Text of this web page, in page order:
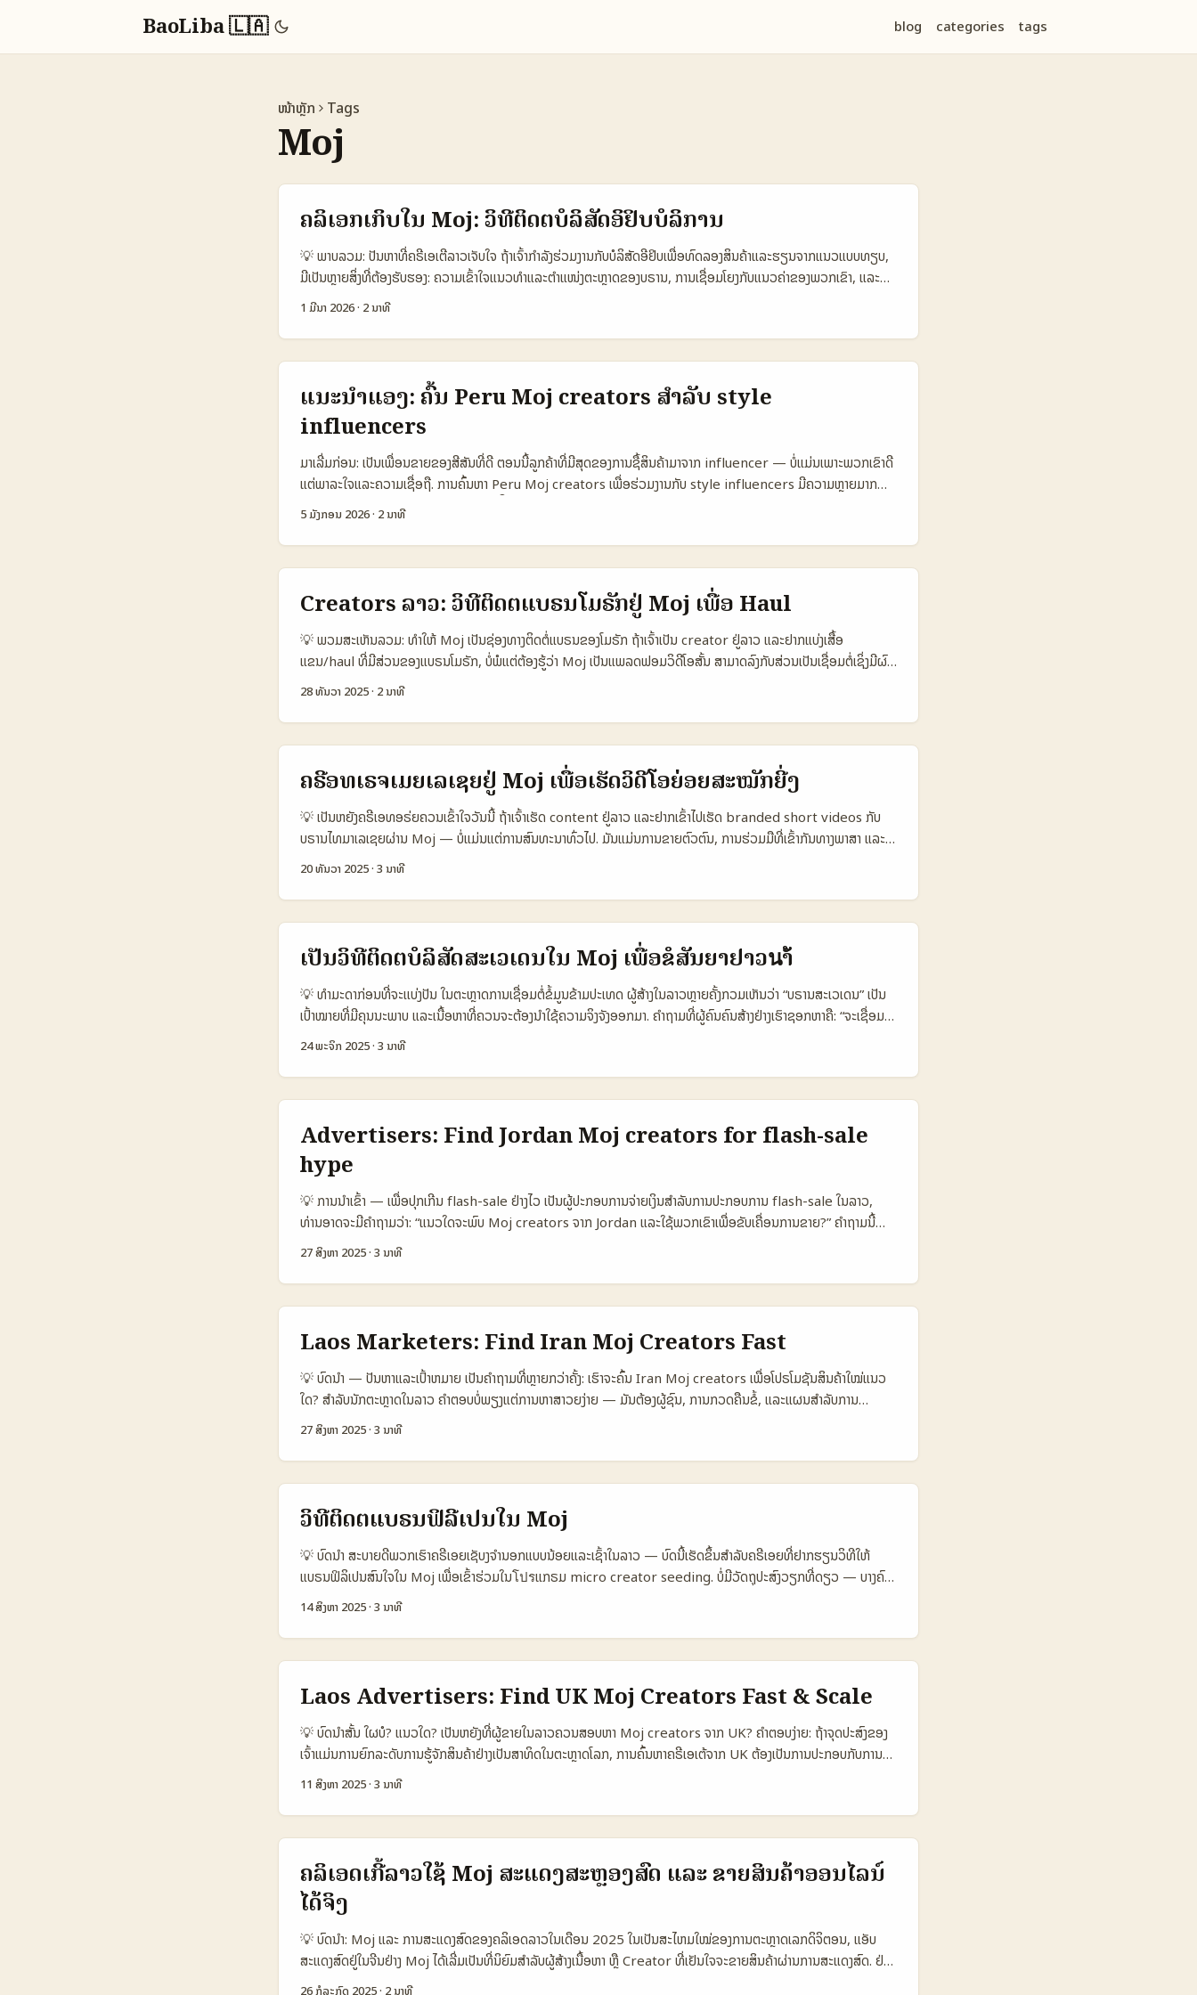
BaoLiba 🇱🇦 blog categories tags
ໜ້າຫຼັກ Tags
Moj
ຄລິເອກເກິບໃນ Moj: ວິທີຕິດຕໍ່ບໍລິສັດອິຢິບບໍລິການ
💡 ພາບລວມ: ປັນຫາທີ່ຄຣີເອເຕີລາວເຈັບໃຈ ຖ້າເຈົ້າກຳລັງຮ່ວມງານກັບບໍລິສັດອີຢິບເພື່ອທົດລອງສິນຄ້າແລະຮຽນຈາກແນວແບບທຽບ,
ມີເປັນຫຼາຍສິ່ງທີ່ຕ້ອງຮັບຮອງ: ຄວາມເຂົ້າໃຈແນວທຳແລະຕຳແໜ່ງຕະຫຼາດຂອງບຣານ, ການເຊື່ອມໂຍງກັບແນວຄ່າຂອງພວກເຂົາ, ແລະ
ຈຸດປະສົງເລື່ອງการຮຽນຜົນ. ຕົວຢ່າງທີ່ຊັດເຈນ: Hero Cosmetics ປິດສິນຄ້າ Mighty Patch ທີ່ Dubai ແລະຈັດງານຢູ່
(Source: Business Article / Hero Cosmetics). ໃນບັນທຸກນີ້ ຂ້ອຍຈະສະເຫຼີມຂັ້ນຕອນການຕິດຕໍ່ບຣານແບບອີຢິບ ຢ່າງ
ແນະນໍາເປັນພາສາອາຣາບ/ອັງກິດ, ການຈັດສົ່ງ pitch ທີ່ເປັນພາລະກິດ, ແລະວິທີເຮັດໃຫ້ເຂົາເຊື່ອມຕໍ່ກັບເຈົ້າໄດ້ຢ່າງລົງດົນ. 📊 ຕາຕະລາງ
ຂໍ້ມູນ: ອະໄຫຼດການເຂົ້າຕະຫຼາດ (Moj) ຕໍ່ບຣານ Egyptian 🧩 Metric Local Egypt Brands Regional Intl Brands
SMB / Startups 👥 Monthly Active (audience reachable) 1.800.000 2.500.000 600.000 📈
Likelihood to collaborate 35% 55% 22% 💰 Typical budget per collab €200–€1.000 €1.000–
€10.000 €50–€300 🗣️ Language preference Arabic Arabic／English Arabic ⏱️ Response time
avg 7–14 days 2–7 days 14–30 days ຕາຕະລາງເຫັນວ່າບຣານນາທ້ອງຖິ່ນມີຄວາມສາມາດຮ່ວມງານໄດ້ແຕ່ງອັດຕາມີຂອບ
ບັນທຶກທີ່ຕ່ຳກວ່າບຣານສາກົນ; ບຣານສາກົນຊື່ດີມັກມີງວດທີ່ສູງຂຶ້ນແລະງົບປະມານຫຼາຍກວ່າ. ສຳລັບຄຣີເອເຕີຈໍາເປັນຕ້ອງຈັດການສະເໜີ
ຂອງຕົວເອງໃຫ້ກັບກຸ່ມເປົ້າໝາຍທີ່ເຫັນຄ່າທີ່ຊັດເຈນ. ...
1 ມີນາ 2026· 2 ນາທີ
ແນະນຳແອງ: ຄົ້ນ Peru Moj creators ສຳລັບ style
influencers
ມາເລີ່ມກ່ອນ: ເປັນເພື່ອນຂາຍຂອງສີສັນທີ່ດີ ຕອນນີ້ລູກຄ້າທີ່ມີສຸດຂອງການຊື້ສິນຄ້າມາຈາກ influencer — ບໍ່ແມ່ນເພາະພວກເຂົາດີ
ແຕ່ພາລະໃຈແລະຄວາມເຊື່ອຖື. ການຄົ້ນຫາ Peru Moj creators ເພື່ອຮ່ວມງານກັບ style influencers ມີຄວາມຫຼາຍມາກ
ກວ່າພຽງການຄົ້ນຊື່ — ມັນແມ່ນການຈັດທີମ່ີຄວາມເຂົ້າກັນ, ການປະກອບດ້ວຍຄ່າ, ແລະການຕັ້ງ KPI ທີ່ຊັດເຈນ. ຂ່າວແລະການວິເຄາະ
ຈາກ Kantar IBOPE Media ບອກວ່າການເຕີບໂຕຂອງ influencers ໃນປະເທດເປືອ ແລະເປືອຢູ່ທີ່ສໍາຄັນໃນການຊື້ສິນຄ້າ — ນີ້
ເປັນສິ່ງທີ່ຜູ້ປະກອບການແບບຂ້າມທິບຕ້ອງໃຫ້ຄິດເຖິງເຄື່ອງມືການຄົ້ນຫາ, authenticity, ແລະ micro-targeting. ບົດນີ້ຈະ
ສະເຫຼີມການຄົ້ນຫາແບບປະຕິບັດ ກັບແນວທາງທີ່ແນ່ນອນແລະສາມາດນຳໄປໃຊ້ໄດ້ສຳລັບຜູ້ປະກອບການໃນລາວ. 📊 ການສະຫຼຸບຂໍ້ມູນ
(Platforms ກັບ Reach) 🧩 Metric Moj (Peru) TikTok (Peru) Instagram (Peru) 👥 Monthly Active
1.000.000 5.200.000 3.100.000 📈 Avg Engagement 6.5% 9% 7% 💬 Best Use Case Short style
edits / local trends Viral looks / challenges Carousels / shoppable posts 💰 Typical Cost (micro)
USD 50–200 USD 100–400 USD 80–300 🔍 Discoverability Hashtags / regional feeds
Algorithmic For You Explore / Reels ຕາຕະລາງນີ້ສະແດງຄວາມແຕກຕ່າງຂອງພື້ນທີ່ແລະຈຸດເຫັນ: Moj ເປັນທີ່ດີສໍາລັບ
content style ທ່ອງຖິ່ນແລະ micro creators, TikTok ແມ່ນກຳລັງເປັນລູກກະທົບທີ່ສູງສໍາລັບ viral reach, ແລະ
Instagram ເຫັນວ່າດີໃນການຂາຍແບບມີລັກສະນະທີ່ຊັດເຈນ. ...
5 ມັງກອນ 2026· 2 ນາທີ
Creators ລາວ: ວິທີຕິດຕໍ່ແບຣນໂມຣັກຢູ່ Moj ເພື່ອ Haul
💡 ພວມສະເຫັນລວມ: ທຳໃຫ້ Moj ເປັນຊ່ອງທາງຕິດຕໍ່ແບຣນຂອງໂມຣັກ ຖ້າເຈົ້າເປັນ creator ຢູ່ລາວ ແລະຢາກແບ່ງເສື້ອ
ແຂນ/haul ທີ່ມີສ່ວນຂອງແບຣນໂມຣັກ, ບໍ່ພໍແຕ່ຕ້ອງຮູ້ວ່າ Moj ເປັນແພລດຟອມວິດີໂອສັ້ນ ສາມາດລົງກັບສ່ວນເປັນເຊື່ອມຕໍ່ເຊິ່ງມີຜົນ
— ແຕ່ມີຂໍ້ຄວນຮັບຮອງທາງຈິຕທຳ. ບັນຫາທີ່ຄົນເຮົາເຈັບຫັນເຫັນຈາກການຕິດຕໍ່ທັງໃນ Instagram/TikTok — ມີ haul,
ເຟດ) — ນີ້ເຮັດໃຫ້ແບຣນກັບຄົນເຮົາມີຄວາມສົນໃຈໃນການຮ່ວມມືຫຼາຍຂຶ້ນ. ນີ້ແມ່ນ roadmap ງ່າຍໆ ສຳລັບເຈົ້າ — ຈາກການຖາມ
ຂໍ້ມູນກັບແບຣນຈັກຍຸກຈັກຢ່າງ ເຖິງການຮັບຜິດຊອບແລະການເປີດແຈ້ງການສົງໃຈ (disclosure) ທີ່ຊັດເຈນ — ສີ່ຂັ້ນຕອນຫຼັກ:
ກຳນົດປະເພດການຕິດຕໍ່, ສ້າງ pitch ທີ່ເຂັ້ມ, ປະກອບຜົນຢ່າງຊັດເຈນແລະຮັບມືກັບຂໍ້ຕ້ອງປະກັນ/ກົດໝາຍ. 📊 ຕາຕະລາງ
Snapshot: ປຽບທຽບ Moj vs TikTok vs Instagram 🧩 Metric Moj TikTok Instagram 👥 Monthly
Active (approx) 300.000.000 1.200.000.000 1.000.000.000 📈 Engagement for Haul-style High
in India/EMEA niches Very high Medium 💸 Brand outreach tools Basic Creator Inbox
Advanced Creator Marketplace Creator Collabs, DM 🔒 Disclosure controls Limited Better
Medium ຕາຕະລາງເບິ່ງເຫັນວ່າ Moj ມີທີ່ປະສົບສົນ ໃນຫຼາຍຕຳແໜ່ງແຕ່ບໍ່ມີຊຸດເຄື່ອງມືສຳລັບການຕິດຕໍ່ແບຣນຢ່າງເຕັມຮູບ.
TikTok ເປັນຕົວເລືອກທີ່ສໍາລັບລົງສົນໃຈແບຣນໃນ Haul ແລະມີຈຸດສູງສຸດສ່ວນການດຶງດູດ. ...
28 ທັນວາ 2025· 2 ນາທີ
ຄຣີອທເຣຈເມຍເລເຊຍຢູ່ Moj ເພື່ອເຮັດວິດີໂອຍ່ອຍສະໝັກຍີ່ງ
💡 ເປັນຫຍັງຄຣີເອທອຣ່ຍຄວນເຂົ້າໃຈວັນນີ້ ຖ້າເຈົ້າເຮັດ content ຢູ່ລາວ ແລະຢາກເຂົ້າໄປເຮັດ branded short videos ກັບ
ບຣານໄທມາເລເຊຍຜ່ານ Moj — ບໍ່ແມ່ນແຕ່ການສົນທະນາທົ່ວໄປ. ມັນແມ່ນການຂາຍຕົວຕົນ, ການຮ່ວມມືທີ່ເຂົ້າກັນທາງພາສາ ແລະ
ໂທນທັດທີ່ເຂົ້າກັບລູກຄ້າຢູ່ມາເລເຊຍ. ໃນປີ 2025 ບຣານໄທມາເລເຊຍເລີ່ມໃຊ້ສື່ໃໝ່ເຊັ່ນ Threads ເພື່ອສ້າງສຽງທີ່ເປັນທ່ານເອງ —
ທີ່ຈະເຮັດໃຫ້ບຣານເຂົ້າໃຈຄວາມເປັນວັດທະນະທຳແບບ Gen Z (Reference Content). ຕົວຢ່າງທີ່ເຮົາເຫັນແມ່ນ Petronas
Setapak ທີ່ຕອບຄວາມຄິດແບບດູອ່ອນແລະເປັນມິດ (Reference Content). ບົດຄວາມນີ້ຈະສະເຫລີມເປັນຄູ່ມືເຮັດແນວທາງ
ຈັດຕັ້ງການຕິດຕໍ່, ສ້າງສະຫນັບສະຫນູນ, ແລະ pitch ສ່ວນປະກອບທີ່ເຈົ້າສາມາດນໍາໃຊ້ໃນ Moj ສຳລັບທາງຕ່າງໆ (SMEs, mall
brands, F&B). 📊 ຕາຕະລາງຂໍ້ມູນ: ເປັນການລາຍການ Platform ສັງເກດ 🧩 Metric MoJ TikTok Threads 👥
Monthly Active 1.200.000 800.000 1.000.000 📈 Brand Outreach Ease 12% 8% 9% 💸
Monetization Options Ads & Sponsorship Ads, Live, Creator Fund Organic community banter
🛠️ Creator Tools Editing + Templates Advanced Text + Link focus ຕາຕະລາງນີ້ສະແດງຄວາມແຕກຕ່າງ
ລະຫວ່າງ Platform ທີ່ສໍາຄັນໃນການຫາບຣານໄທມາເລເຊຍ — Moj ມີ MAU ສູງແລະການດຶງດູດໃນຮູບແບບ short-form,
ແຕ່ TikTok ຍັງເປັນແນວທີ່ມີ tools ສໍາລັບ creator ຫຼາຍກວ່າ. ...
20 ທັນວາ 2025·3 ນາທີ
ເປັນວິທີຕິດຕໍ່ບໍລິສັດສະເວເດນໃນ Moj ເພື່ອຂໍສັນຍາຢາວนຳ້
💡 ທຳມະດາກ່ອນທີ່ຈະເເບ່ງປັນ ໃນຕະຫຼາດການເຊື່ອມຕໍ່ຂໍ້ມູນຂ້າມປະເທດ ຜູ້ສ້າງໃນລາວຫຼາຍຄັ້ງກວມເຫັນວ່າ “ບຣານສະເວເດນ” ເປັນ
ເປົ້າໝາຍທີ່ມີຄຸນນະພາບ ແລະເນື້ອຫາທີ່ຄວນຈະຕ້ອງນໍາໃຊ້ຄວາມຈິງຈັງອອກມາ. ຄຳຖາມທີ່ຜູ້ຄົນຄົນສ້າງຢ່າງເຮົາຊອກຫາຄື: “ຈະເຊື່ອມຕໍ່
ພວກເຂົາທາງ Moj ແບບໃດເພື່ອຮັບສັນຍາຢາວນານ?” — ບັນຫານີ້ບໍ່ແມ່ນແຕ່ການສົ່ງ DM ຫຼືເສັ້ນທາງອັດຕະໂນມັດ; ມັນເປັນການສ້າງ
ຈາກຄໍາຕົວຢ່າງທີ່ບົດທົດ: Bozoma Saint John ແລະ Lin-Manuel Miranda — ທັງສອງບໍ່ໄດ້ຈັດຕົວເອງໃສ່ກະດານດຽວ;
ພວກເຂົາສ້າງບຣານຈາກ “ເນື້ອຫາທີ່ຕໍ່ເນື່ອນ” — ການປະກວດຂໍ້ມູນ, ຄຸນນະພາບສາມາດກວດສອບໄດ້, ແລະການຢືນຢັນທີ່ສະແດງຄ່າ.
ບົດຄວາມນີ້ຈະເສັ້ນທາງເປັນການປະສົບການສ່ວນປະກອບ: ການປະກອບບຣານທີ່ຫຼາຍມິດມັດ (multidimensional), ການເຂົ້າເຖິງ
ກຸ່ມບຣານໃນສະໄໝສະເພາະ, ແລະວິທີເຮັດໃຫ້ Moj ເປັນຈອນການຕິດຕໍ່ທີ່ມີຄຸນນະພາບ. 📊 ຕາຕະລາງ Data Snapshot: ການ
ເຊື່ອມຕໍ່ແບບ Platform ສ່ວນປະກອບ 🧩 Metric Local Moj Strategy Direct DM to Brands
Agency/Marketplace 👥 Monthly Active 1.200.000 — — 📈 Conversion to Paid Deal 10% 6%
18% 💬 Avg Response Time 48 ຊົ່ວໂມງ 72 ຊົ່ວໂມງ 24 ຊົ່ວໂມງ 💰 Avg First Contract USD 700 USD 400
USD 1.500 🔁 Renewal Rate (6 mo) 22% 10% 45% ຕາຕະລາງນີ້ແສດງວ່າການຮ່ວມງານຜ່ານ
Agency/Marketplace ມີອະນາຄົດໃນການຮັບສັນຍາຍາວນານສູງກວ່າ, ແຕ່ການສ້າງຄຸນນະພາບໃນ Moj ທີ່ມີການກວດສອບແລະ
24 ພະຈິກ 2025·3 ນາທີ
Advertisers: Find Jordan Moj creators for flash-sale
hype
💡 ການນໍາເຂົ້າ — ເພື່ອປຸກເກີນ flash-sale ຢ່າງໄວ ເປັນຜູ້ປະກອບການຈ່າຍເງິນສໍາລັບການປະກອບການ flash-sale ໃນລາວ,
ທ່ານອາດຈະມີຄຳຖາມວ່າ: “ແນວໃດຈະພົບ Moj creators ຈາກ Jordan ແລະໃຊ້ພວກເຂົາເພື່ອຂັບເຄື່ອນການຂາຍ?” ຄຳຖາມນີ້
ແມ່ນເລີ່ມຕົ້ນທີ່ດີ — ດັ່ງທີ່ພວກເຮົາເຫັນຈາກການວິຄຳຜົນຂໍ້ມູນແລະກໍລະນີຈິງ, ການພົບຜູ້ສ້າງສິນລະປານທີ່ເປັນຕົວແທນສໍາລັບການ
ເຮັດ hype ແມ່ນບໍ່ພຽງການຄົ້ນຫາຊື່ຫຼາຍໆ — ຕ້ອງເຂົ້າໃຈ context, audience, ແລະການຂາຍເໝາະກັນ. ບົດຄວາມນີ້ຈະ
ສະແດງວິທີຄົ້ນຫາ Jordan Moj creators ທີ່ມີ potential ໜ້າສົນໃຈ, ແນະນຳ criteria ທີ່ຈະເຄື່ອນການ flash-sale ໄດ້
ຢ່າງມີປະສິດທິພາບ, ແລະເສັງເຕັກນິກທີ່ແທ້ຈິງເຂົ້າກັບຄວາມເປັນທ້າວຂອງຕະຫຼາດໃນ 2025. 📊 Data Snapshot Table:
ປຽບທຽບ Creator Types ສໍາລັບ Flash Sales 🧩 Metric Festival-Scale Creators Niche Micro Creators
Jordan Moj Creators 👥 Reach evidence 70.000+ pre-sale interest ≈60.000 (TikTok)／1.800
(IG) Variable／data not public 📈 Typical engagement High during events High niche affinity
Medium–High depending on trend 💸 Typical fee Campaign revenue share or event package
Affordable／product-for-post common Often flexible／negotiable 🔁 Conversion to sale
Strong with pre-hype mechanics Good for product demos Depends on creative + CTA 🎯 Best
use-case Big-ticket drops, timed presales Targeted offers, limited editions Flash promos,
coupon codes, live drops ຕາຕະລາງນີ້ສະແດງຄ່າແບບພື້ນຖານ: festival-scale creators (ເຊັ່ນ Beach, Please! ທີ່
≈60.000 followers TikTok) ມີຄວາມນ້ອຍແຕ່ສາມາດແປງຈໍາເປັນເປັນລູກຄ້າ. Jordan Moj creators ຍັງເປັນກຸ່ມທີ່
ຕ້ອງການການວິເຄາະຊ້ອນເພື່ອກຳນົດ strategy ທີ່ເໝາະສົມ. ...
27 ສິງຫາ 2025·3 ນາທີ
Laos Marketers: Find Iran Moj Creators Fast
💡 ບົດນໍາ — ປັນຫາແລະເປົ້າຫມາຍ ເປັນຄຳຖາມທີ່ຫຼາຍກວ່າຄັ້ງ: ເຮົາຈະຄົ້ນ Iran Moj creators ເພື່ອໂປຣໂມຊັນສິນຄ້າໃໝ່ແນວ
ໃດ? ສຳລັບນັກຕະຫຼາດໃນລາວ ຄຳຕອບບໍ່ພຽງແຕ່ການຫາສາວຍງ່າຍ — ມັນຕ້ອງຜູ້ຊົນ, ການກວດຄືນຂໍ້, ແລະແຜນສໍາລັບການ
ສົນທະນາທີ່ມີປະສິດທິພາບ. ບລັອກນີ້ສ້າງຂຶ້ນເພື່ອຊ່ວຍໃຫ້ທ່ານ: - ຮູ້ວ່າຜູ້ສ້າງທີ່ເໝາະແນວໃດ (niche, tone, audience). - ປັບ
ການຄົ້ນດ້ວຍເຄື່ອງມືທີ່ມີໄດ້ຜົນ. - ຕິດຕໍ່ຢ່າງມີສະຫຼຸບ — ກຽມສັນຍາ, KPI ແລະການທົດສອບ. ໃນສະພາບວັດຖຸປະສົງນີ້ ຂ້ອຍຈະເອົາ
ຕົວຢ່າງຈາກເນື້ອຫາອ້າງອີງ (producer tags ແບບ Metro Boomin ແລະ Pharrell) ແລະພາລະກິດການສະໜັບສະໜູນຜູ້
ສ້າງທີ່ Monport ເຮັດ — ເພື່ອສະແດງຫາວິທີໃຊ້ການຈັດການແລະການສື່ສານໃນການຄົ້ນຫາ Iran Moj creators. 📊 ສະຫຼຸບ
ຂໍ້ມູນ (Data Snapshot) 🧩 Metric Option A Option B Option C 👥 Monthly Active 1.200.000
800.000 1.000.000 📈 Conversion 12% 8% 9% 💬 Avg Engagement 6,5% 4,2% 7,1% 💸 Avg Rate
/ Post (USD) 250 180 300 🕒 Avg Response Time 24 ຊົ່ວໂມງ 48 ຊົ່ວໂມງ 36 ຊົ່ວໂມງ ຕາຕະລາງນີ້ແມ່ນການ
ປະເມີນໂຕຢ່າງການຕຽບກັບ Moj-style creators (Option A), Instagram Reels creators (Option B) ແລະ
TikTok creators (Option C). ສະເລີຍເຫັນວ່າ Option A ມີຈຳນວນແຕ່ຈິງທີ່ສູງ ແລະ conversion ດີ, ແຕ່ Option C
ມີ engagement ສູງສຸດ — ນີ້ແມ່ນການແບ່ງປະເພດແບບໃຫ້ເຮົາເລືອກການລົງທຶນໃນການປະກອບລະບົບ (mix) ແທນທີ່ເລືອກທາງ
ໜຶ່ງໂຕເທົ່ານັ້ນ. ...
27 ສິງຫາ 2025·3 ນາທີ
ວິທີຕິດຕໍ່ແບຣນຟິລີເປນໃນ Moj
💡 ບົດນໍາ ສະບາຍດີພວກເຮົາຄຣີເອຍເຊັບງຈໍານອກແບບນ້ອຍແລະເຊົ້າໃນລາວ — ບົດນີ້ເຮັດຂຶ້ນສຳລັບຄຣີເອຍທີ່ຢາກຮຽນວິທີໃຫ້
ແບຣນຟິລິເປນສົນໃຈໃນ Moj ເພື່ອເຂົ້າຮ່ວມໃນโปรແກຣມ micro creator seeding. ບໍ່ມີວັດຖຸປະສົງວຽກທີ່ດຽວ — ບາງຄົນ
ຕ້ອງການສົ່ງສິນຄ້າເປັນຂອງຂຟຣີ, ບາງຄົນຢາກແຕ່ແບຣນໃຫ້ສຶກດ້ວຍການສົ່ງຕົ້ນທົ່ວໄປ — ຂໍ້ຈຳເປັນຄືການເຂົ້າໃຈກຸ່ມຜູ້ເຂົ້າຮ່ວມ, ການ
ສົ່ງຂໍ້ມູນທີ່ຊັດເຈນ, ແລະການສົ່ງສິນຄ້າຢ່າງມີລະບຽບ. ສິ່ງທີ່ແບຣນໃຫ້ຄວາມໃຈຄືການທົດສອບຜົນທີ່ມີຂໍ້ມູນ — ເຊັ່ນແຄ່ປີເປີເຊັນ
ທັງໝົດ 130,000 ຄອງປະຕິສົມຕະພວມເທິງຄຳປະຕິບັດທີ່ເກີດຂຶ້ນຈາກແຄ່ນິຕໍ່ທີ່ກຳລັງເຮັດການສົ່ງຂອງແບຣນທີ່ໜຶ່ງ — ຕາມຂ່າວ
ຈາກ ITBizNews, ບ່ອນນັ້ນແບຣນ Cremo ໄດ້ຮັບການປະຕິບັດທີ່ດີແລະຂະຫຍາຍຂ້າວສະເຫຼີມສົມ (ຢ່າງ THAIFEX) ແລະເຮັດ
ໃຫ້ເຫັນວ່າ seeding ແບບເຄື່ອນໄຫວແບບນ່າຈຶງແລະຍັງມີຜົນ (ITBizNews). ປັດໃຈສຳລັບຄຣີເອຍ: ບໍ່ຕ້ອງຮຽນທັງຫມົດ —
ການຮູ້ຈັກປະເພດແບຣນ, ການຈັດລະບຽບການສົ່ງ, ແລະແນວທາງການຕິດຕໍ່ທີ່ແອດພຣ່ອມເປັນກຸ່ມຂອງກະທຳ — ບີນຂໍ້ກ່ອນການ
ດຳເນີນງານຄືການສັງເເລະກຳນົດ KPIs ທີ່ຊັດເຈນ. 📊 ຕາຕະລາງຂໍ້ມູນ Snapshot (ການປຽບທຽບແພດຟອມ) 🧩 Metric
Option A Option B Option C 👥 Monthly Active 1.200.000 10.000.000 5.000.000 📈 Conversion
(estimate) 3% 5% 2% 💸 Avg micro-seed fee (USD) 20 35 25 🚚 Logistics complexity Medium
High Low 🌍 Best reach country Philippines (niche) Global Regional ຕາຕະລາງນີ້ແມ່ນການປະເມີນໂຕເປັນໂຕ
ຢ່າງອອກມາເພື່ອເຮັດໃຫ້ເຈົ້າເຫັນຄ່າສົມທຽບລະຫວ່າງ Moj, TikTok, ແລະ Facebook Reels ໃນສະພາບຂອງ micro-
seeding. ສິ່ງສຳຄັນແມ່ນ Moj ອາດຈະເປັນຕີ່ມທີ່ດີສໍາລັບແບຣນເຂັ້ມກຸ່ມເປັນນ້ອຍ ແລະມີລາຄາ micro-fee ຖືກກວ່າ TikTok,
ແຕ່ TikTok ມີ conversion ສູງກວ່າ. ນີ້ຊ່ວຍໃຫ້ຕັດສິນໃຈທາງການຕົວເລືອກແນວທາງແລະການຈັດງົດງານ. ...
14 ສິງຫາ 2025·3 ນາທີ
Laos Advertisers: Find UK Moj Creators Fast & Scale
💡 ບົດນໍາສັ້ນ ໃຜບໍ? ແນວໃດ? ເປັນຫຍັງທີ່ຜູ້ຂາຍໃນລາວຄວນສອບຫາ Moj creators ຈາກ UK? ຄຳຕອບງ່າຍ: ຖ້າຈຸດປະສົງຂອງ
ເຈົ້າແມ່ນການຍົກລະດັບການຮູ້ຈັກສິນຄ້າຢ່າງເປັນສາທິດໃນຕະຫຼາດໂລກ, ການຄົ້ນຫາຄຣີເອເຕ້ຈາກ UK ຕ້ອງເປັນການປະກອບກັບການ
ອະນຸມັດແບບການເປັນທາງການ — ກ່ອນທີ່ຈະເຮັດໂຄສະນາ, ຕ້ອງຮູ້ວ່າເນື້ອຫາແບບໃດແດ່ທີ່ຈະກະທົບຕໍ່ຜູ້ບໍລິໂພກໂລກ. ໃນບລັອກນີ້
ຂ້ອຍຈະເປັນເພື່ອທ່ານ — ພາສາງ່າຍ, ຂໍ້ມູນທີ່ໃຊ້ງານໄດ້ຈິງ, ແລະແຜນກະທຳເປັນຂັ້ນຕອນ ເພື່ອຄົ້ນຫາ UK Moj creators ທີ່ມີ
ພອດເຄື່ອງສໍາລັບການຂາຍສາຂາຫຼາຍໃນຕະຫຼາດໂລກ. ຂໍໃຫ້ຄຳແນະນໍານີ້ຊ່ວຍເປັນແນວທາງເລີ່ມຕົ້ນ — ບໍ່ແມ່ນພຽງກັບລາງວັນ ແຕ່ເປັນ
ການເຮັດໃຫ້ໂຄສະນາຂອງເຈົ້າເປັນກໍ່ຕົ້ນທີ່ແທ້ຈິງ. 📊 ຕາຕະລາງຂໍ້ມູນ: ການເປີດເບິ່ງອອກລະຫວ່າງ Platform 🧩 Metric UK Moj
creators UK TikTok creators UK Instagram creators 👥 Monthly Active 1.200.000 1.500.000
1.100.000 📈 Avg Engagement 6.2% 8.5% 5.1% 💰 Avg CPM (GBP) £4.50 £6.20 £5.10 🔍
Discovery Ease 6/10 9/10 7/10 🌐 Cross-border Reach 7/10 9/10 6/10 ຕາຕະລາງນີ້ແມ່ນການສ່ອງເບິ່ງເຊັ່ນ
ແບບເທັກນິກ ແລະ CPM ທີ່ຕໍ່ສົມ. ສຸດທ້າຍ, ການເລືອກຂຶ້ນກັບຈຸດປະສົງແລະງົບທີ່ມີຢູ່ — ບໍ່ມີຕະລາງຫນຶ່ງທີ່ເໝາະທຸກສິນຄ້າ. ...
11 ສິງຫາ 2025·3 ນາທີ
ຄລິເອດເກີ້ລາວໃຊ້ Moj ສະແດງສະຫຼອງສົດ ແລະ ຂາຍສິນຄ້າອອນໄລນ໌
ໄດ້ຈິງ
💡 ບົດນຳ: Moj ແລະ ການສະແດງສົດຂອງຄລິເອດລາວໃນເດືອນ 2025 ໃນເປັນສະໄຫມໃໝ່ຂອງການຕະຫຼາດເລກດິຈິຕອນ, ແອັບ
ສະແດງສົດຢູ່ໃນຈີນຢ່າງ Moj ໄດ້ເລີ່ມເປັນທີ່ນິຍົມສໍາລັບຜູ້ສ້າງເນື້ອຫາ ຫຼື Creator ທີ່ເຢັນໃຈຈະຂາຍສິນຄ້າຜ່ານການສະແດງສົດ. ຢ່າງ
ດີໃຈ, ຜູ້ຂາຍຈີນຫຼາຍຄົນເລີ່ມພົບວ່າການສະແດງສົດຊ່ວຍເພີ່ມຍອດຂາຍ ແລະສ້າງຄວາມເຊື່ອມຕໍ່ໃນກຸ່ມລູກຄ້າໄດ້ຢ່າງຈິງໃນລະດັບ
26 ກໍລະກົດ 2025· 2 ນາທີ